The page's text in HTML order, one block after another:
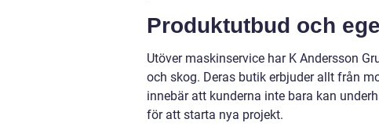
Produktutbud och
Utöver maskinservice har K Andersson
och skog. Deras butik erbjuder allt från
innebär att kunderna inte bara kan
för att starta nya projekt.